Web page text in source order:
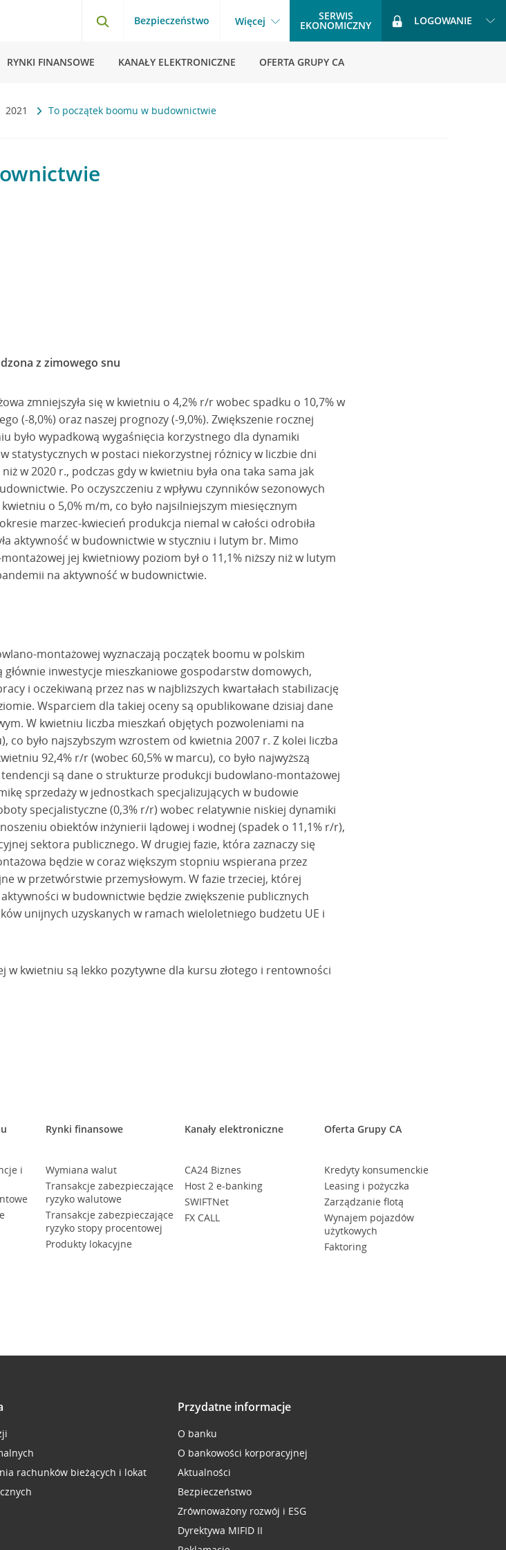
Bezpieczeństwo Więcej SERWIS
EKONOMICZNY LOGOWANIE
RYNKI FINANSOWE KANAŁY ELEKTRONICZNE OFERTA GRUPY CA
2021 To początek boomu w budownictwie
z zimowego snu
zmniejszyła się w kwietniu o 4,2% r/r wobec spadku o 10,7% w
(-8,0%) oraz naszej prognozy (-9,0%). Zwiększenie rocznej
wypadkową wygaśnięcia korzystnego dla dynamiki
statystycznych w postaci niekorzystnej różnicy w liczbie dni
w 2020 r., podczas gdy w kwietniu była ona taka sama jak
Po oczyszczeniu z wpływu czynników sezonowych
o 5,0% m/m, co było najsilniejszym miesięcznym
marzec-kwiecień produkcja niemal w całości odrobiła
aktywność w budownictwie w styczniu i lutym br. Mimo
jej kwietniowy poziom był o 11,1% niższy niż w lutym
na aktywność w budownictwie.
montażowej wyznaczają początek boomu w polskim
inwestycje mieszkaniowe gospodarstw domowych,
i oczekiwaną przez nas w najbliższych kwartałach stabilizację
Wsparciem dla takiej oceny są opublikowane dzisiaj dane
W kwietniu liczba mieszkań objętych pozwoleniami na
co było najszybszym wzrostem od kwietnia 2007 r. Z kolei liczba
92,4% r/r (wobec 60,5% w marcu), co było najwyższą
są dane o strukturze produkcji budowlano-montażowej
sprzedaży w jednostkach specjalizujących w budowie
specjalistyczne (0,3% r/r) wobec relatywnie niskiej dynamiki
obiektów inżynierii lądowej i wodnej (spadek o 11,1% r/r),
sektora publicznego. W drugiej fazie, która zaznaczy się
będzie w coraz większym stopniu wspierana przez
w przetwórstwie przemysłowym. W fazie trzeciej, której
w budownictwie będzie zwiększenie publicznych
unijnych uzyskanych w ramach wieloletniego budżetu UE i
kwietniu są lekko pozytywne dla kursu złotego i rentowności
i
Rynki finansowe
Wymiana walut
Transakcje zabezpieczające
ryzyko walutowe
Transakcje zabezpieczające
ryzyko stopy procentowej
Produkty lokacyjne
Kanały elektroniczne
CA24 Biznes
Host 2 e-banking
SWIFTNet
FX CALL
Oferta Grupy CA
Kredyty konsumenckie
Leasing i pożyczka
Zarządzanie flotą
Wynajem pojazdów
użytkowych
Faktoring
rachunków bieżących i lokat
Przydatne informacje
O banku
O bankowości korporacyjnej
Aktualności
Bezpieczeństwo
Zrównoważony rozwój i ESG
Dyrektywa MIFID II